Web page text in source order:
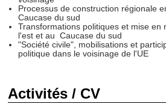
Processus de construction régionale
Caucase du sud
Transformations politiques et mise en
l'est et au Caucase du sud
"Société civile", mobilisations et
politique dans le voisinage de l'UE
Activités / CV